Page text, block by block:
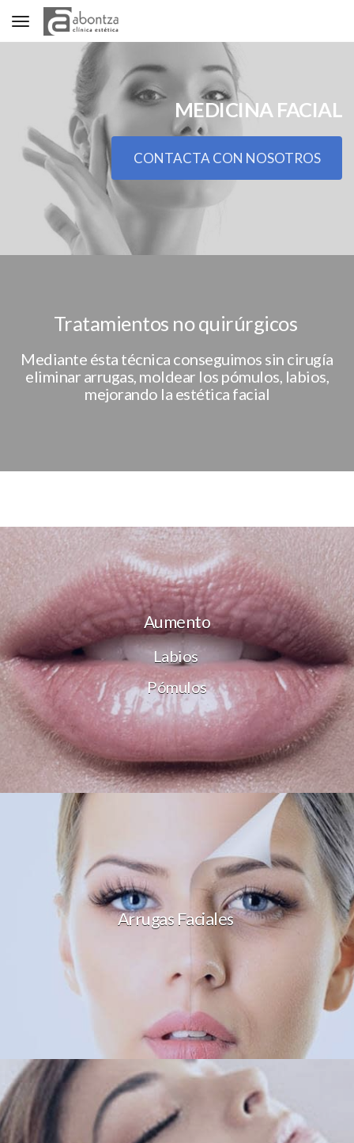
Toggle navigation
MEDICINA FACIAL
CONTACTA CON NOSOTROS
Tratamientos no quirúrgicos
Mediante ésta técnica conseguimos sin cirugía
eliminar arrugas, moldear los pómulos, labios,
mejorando la estética facial
Aumento
Labios
Pómulos
Arrugas Faciales